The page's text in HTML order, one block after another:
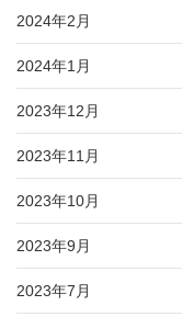
2024年2月
2024年1月
2023年12月
2023年11月
2023年10月
2023年9月
2023年7月